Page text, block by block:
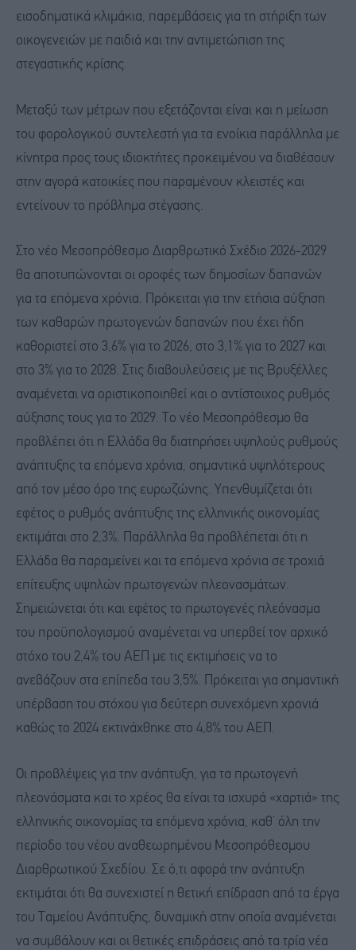
εισοδηματικά κλιμάκια, παρεμβάσεις για τη στήριξη των
οικογενειών με παιδιά και την αντιμετώπιση της
στεγαστικής κρίσης.
Μεταξύ των μέτρων που εξετάζονται είναι και η μείωση
του φορολογικού συντελεστή για τα ενοίκια παράλληλα με
κίνητρα προς τους ιδιοκτήτες προκειμένου να διαθέσουν
στην αγορά κατοικίες που παραμένουν κλειστές και
εντείνουν το πρόβλημα στέγασης.
Στο νέο Μεσοπρόθεσμο Διαρθρωτικό Σχέδιο 2026-2029
θα αποτυπώνονται οι οροφές των δημοσίων δαπανών
για τα επόμενα χρόνια. Πρόκειται για την ετήσια αύξηση
των καθαρών πρωτογενών δαπανών που έχει ήδη
καθοριστεί στο 3,6% για το 2026, στο 3,1% για το 2027 και
στο 3% για το 2028. Στις διαβουλεύσεις με τις Βρυξέλλες
αναμένεται να οριστικοποιηθεί και ο αντίστοιχος ρυθμός
αύξησης τους για το 2029. Το νέο Μεσοπρόθεσμο θα
προβλέπει ότι η Ελλάδα θα διατηρήσει υψηλούς ρυθμούς
ανάπτυξης τα επόμενα χρόνια, σημαντικά υψηλότερους
από τον μέσο όρο της ευρωζώνης. Υπενθυμίζεται ότι
εφέτος ο ρυθμός ανάπτυξης της ελληνικής οικονομίας
εκτιμάται στο 2,3%. Παράλληλα θα προβλέπεται ότι η
Ελλάδα θα παραμείνει και τα επόμενα χρόνια σε τροχιά
επίτευξης υψηλών πρωτογενών πλεονασμάτων.
Σημειώνεται ότι και εφέτος το πρωτογενές πλεόνασμα
του προϋπολογισμού αναμένεται να υπερβεί τον αρχικό
στόχο του 2,4% του ΑΕΠ με τις εκτιμήσεις να το
ανεβάζουν στα επίπεδα του 3,5%. Πρόκειται για σημαντική
υπέρβαση του στόχου για δεύτερη συνεχόμενη χρονιά
καθώς το 2024 εκτινάχθηκε στο 4,8% του ΑΕΠ.
Οι προβλέψεις για την ανάπτυξη, για τα πρωτογενή
πλεονάσματα και το χρέος θα είναι τα ισχυρά «χαρτιά» της
ελληνικής οικονομίας τα επόμενα χρόνια, καθ’ όλη την
περίοδο του νέου αναθεωρημένου Μεσοπρόθεσμου
Διαρθρωτικού Σχεδίου. Σε ό,τι αφορά την ανάπτυξη
εκτιμάται ότι θα συνεχιστεί η θετική επίδραση από τα έργα
του Ταμείου Ανάπτυξης, δυναμική στην οποία αναμένεται
να συμβάλουν και οι θετικές επιδράσεις από τα τρία νέα